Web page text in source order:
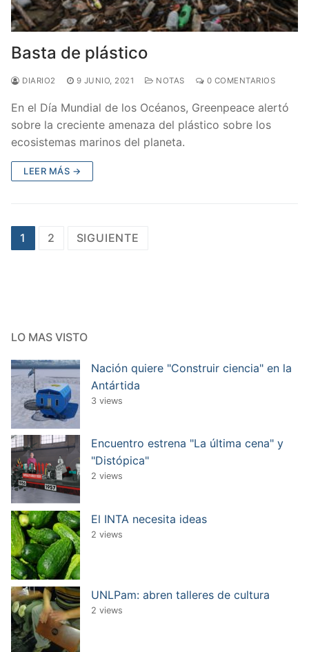
Basta de plástico
DIARIO2 9 JUNIO, 2021 NOTAS 0 COMENTARIOS
En el Día Mundial de los Océanos, Greenpeace alertó
sobre la creciente amenaza del plástico sobre los
ecosistemas marinos del planeta.
LEER MÁS →
1 2 SIGUIENTE
LO MAS VISTO
Nación quiere "Construir ciencia" en la
Antártida
3 views
Encuentro estrena "La última cena" y
"Distópica"
2 views
El INTA necesita ideas
2 views
UNLPam: abren talleres de cultura
2 views